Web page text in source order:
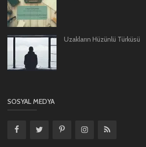
Uzakların Hüzünlü Türküsü
SOSYAL MEDYA